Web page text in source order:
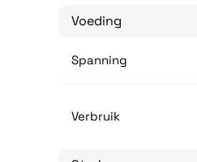
Voeding
Spanning
Verbruik